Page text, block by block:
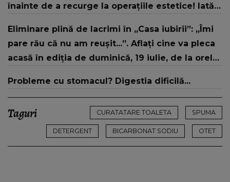
înainte de a recurge la operațiile estetice! Iată
„Tinerețe rebelă”
Eliminare plină de lacrimi în „Casa iubirii”: „Îmi
pare rău că nu am reușit...”. Aflați cine va pleca
acasă în ediția de duminică, 19 iulie, de la orele
Probleme cu stomacul? Digestia dificilă...
Taguri CURATATARE TOALETA SPUMA
DETERGENT BICARBONAT SODIU OTET